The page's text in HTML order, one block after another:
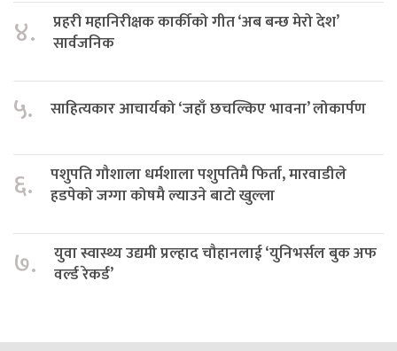
४.
प्रहरी महानिरीक्षक कार्कीको गीत ‘अब बन्छ मेरो देश’
सार्वजनिक
५. साहित्यकार आचार्यको ‘जहाँ छचल्किए भावना’ लोकार्पण
६.
पशुपति गौशाला धर्मशाला पशुपतिमै फिर्ता, मारवाडीले
हडपेको जग्गा कोषमै ल्याउने बाटो खुल्ला
७.
युवा स्वास्थ्य उद्यमी प्रल्हाद चौहानलाई ‘युनिभर्सल बुक अफ
वर्ल्ड रेकर्ड’